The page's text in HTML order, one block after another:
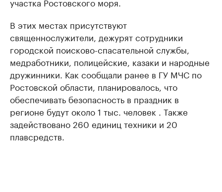
В этих местах присутствуют
священнослужители, дежурят сотрудники
городской поисково-спасательной службы,
медработники, полицейские, казаки и народные
дружинники. Как сообщали ранее в ГУ МЧС по
Ростовской области, планировалось, что
обеспечивать безопасность в праздник в
регионе будут около 1 тыс. человек . Также
задействовано 260 единиц техники и 20
плавсредств.